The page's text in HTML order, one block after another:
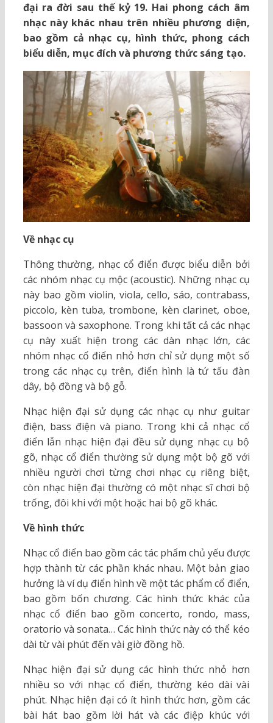
đại ra đời sau thế kỷ 19. Hai phong cách âm
nhạc này khác nhau trên nhiều phương diện,
bao gồm cả nhạc cụ, hình thức, phong cách
biểu diễn, mục đích và phương thức sáng tạo.
Về nhạc cụ
Thông thường, nhạc cổ điển được biểu diễn bởi
các nhóm nhạc cụ mộc (acoustic). Những nhạc cụ
này bao gồm violin, viola, cello, sáo, contrabass,
piccolo, kèn tuba, trombone, kèn clarinet, oboe,
bassoon và saxophone. Trong khi tất cả các nhạc
cụ này xuất hiện trong các dàn nhạc lớn, các
nhóm nhạc cổ điển nhỏ hơn chỉ sử dụng một số
trong các nhạc cụ trên, điển hình là tứ tấu đàn
dây, bộ đồng và bộ gỗ.
Nhạc hiện đại sử dụng các nhạc cụ như guitar
điện, bass điện và piano. Trong khi cả nhạc cổ
điển lẫn nhạc hiện đại đều sử dụng nhạc cụ bộ
gõ, nhạc cổ điển thường sử dụng một bộ gõ với
nhiều người chơi từng chơi nhạc cụ riêng biệt,
còn nhạc hiện đại thường có một nhạc sĩ chơi bộ
trống, đôi khi với một hoặc hai bộ gõ khác.
Về hình thức
Nhạc cổ điển bao gồm các tác phẩm chủ yếu được
hợp thành từ các phần khác nhau. Một bản giao
hưởng là ví dụ điển hình về một tác phẩm cổ điển,
bao gồm bốn chương. Các hình thức khác của
nhạc cổ điển bao gồm concerto, rondo, mass,
oratorio và sonata… Các hình thức này có thể kéo
dài từ vài phút đến vài giờ đồng hồ.
Nhạc hiện đại sử dụng các hình thức nhỏ hơn
nhiều so với nhạc cổ điển, thường kéo dài vài
phút. Nhạc hiện đại có ít hình thức hơn, gồm các
bài hát bao gồm lời hát và các điệp khúc với